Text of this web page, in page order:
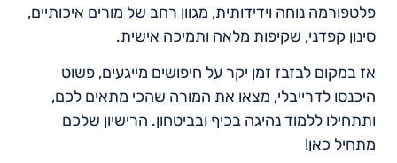
פלטפורמה נוחה וידידותית, מגוון רחב של מורים איכותיים,
סינון קפדני, שקיפות מלאה ותמיכה אישית.
אז במקום לבזבז זמן יקר על חיפושים מייגעים, פשוט
היכנסו לדרייבלי, מצאו את המורה שהכי מתאים לכם,
ותתחילו ללמוד נהיגה בכיף ובביטחון. הרישיון שלכם
מתחיל כאן!